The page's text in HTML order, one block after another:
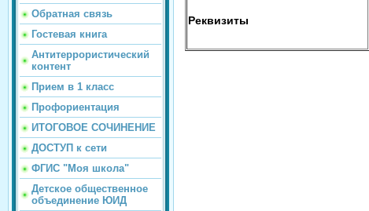
Обратная связь
Гостевая книга
Антитеррористический
контент
Прием в 1 класс
Профориентация
ИТОГОВОЕ СОЧИНЕНИЕ
ДОСТУП к сети
ФГИС "Моя школа"
Детское общественное
объединение ЮИД
Реквизиты